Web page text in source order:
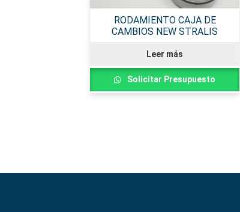
RODAMIENTO CAJA DE
CAMBIOS NEW STRALIS
Leer más
Solicitar Presupuesto